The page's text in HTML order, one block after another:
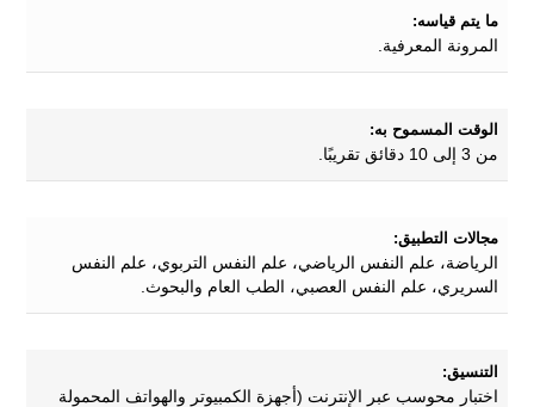
ما يتم قياسه:
المرونة المعرفية.
الوقت المسموح به:
من 3 إلى 10 دقائق تقريبًا.
مجالات التطبيق:
الرياضة، علم النفس الرياضي، علم النفس التربوي، علم النفس
السريري، علم النفس العصبي، الطب العام والبحوث.
التنسيق:
اختبار محوسب عبر الإنترنت (أجهزة الكمبيوتر والهواتف المحمولة